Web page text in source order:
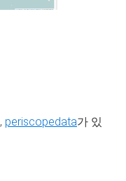
, periscopedata가 있